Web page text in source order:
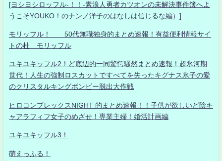
[ヨシヨシロッフル-！！-素浪人勇者カツオンの未解決事件簿へよ
うこそYOUKO！のナンノ洋子のはなしは信じるな編）]
モリッフル！ 50代無職独身的まとめ速報！有益便利情報サイ
トの杜 モリッフル
ユキユキッフル2！ど底辺的一同驚愕騒然まとめ速報！超氷河期
世代！人生の強制ロスカットですべてを失ったキグナス氷子の愛
のクリスタルキングボンビー脱出大作戦
ヒロコンプレックスNIGHT 的まとめ速報！！子供が欲しいど陰キ
ャアラフィフ女子のめざせ！専業主婦！婚活計画編
ユキユキッフル3！
萌えっふる！